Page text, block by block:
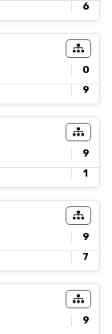
6
0
9
9
1
9
7
9